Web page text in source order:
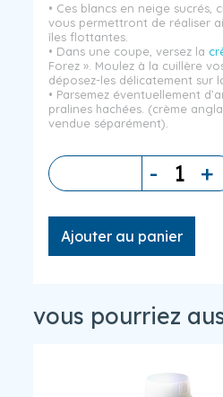
• Ces blancs en neige sucrés,
vous permettront de réaliser
îles flottantes.
• Dans une coupe, versez la
Forez ». Moulez à la cuillère
déposez-les délicatement sur
• Parsemez éventuellement
pralines hachées. (crème
vendue séparément).
- +
Ajouter au panier
vous pourriez